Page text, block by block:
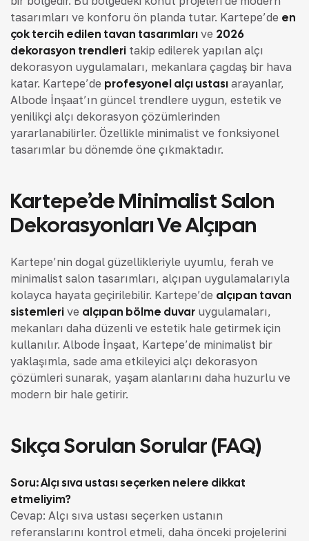
tasarımları ve konforu ön planda tutar. Kartepe’de en
çok tercih edilen tavan tasarımları ve 2026
dekorasyon trendleri takip edilerek yapılan alçı
dekorasyon uygulamaları, mekanlara çağdaş bir hava
katar. Kartepe’de profesyonel alçı ustası arayanlar,
Albode İnşaat’ın güncel trendlere uygun, estetik ve
yenilikçi alçı dekorasyon çözümlerinden
yararlanabilirler. Özellikle minimalist ve fonksiyonel
tasarımlar bu dönemde öne çıkmaktadır.
Kartepe’de Minimalist Salon
Dekorasyonları Ve Alçıpan
Kartepe’nin doğal güzellikleriyle uyumlu, ferah ve
minimalist salon tasarımları, alçıpan uygulamalarıyla
kolayca hayata geçirilebilir. Kartepe’de alçıpan tavan
sistemleri ve alçıpan bölme duvar uygulamaları,
mekanları daha düzenli ve estetik hale getirmek için
kullanılır. Albode İnşaat, Kartepe’de minimalist bir
yaklaşımla, sade ama etkileyici alçı dekorasyon
çözümleri sunarak, yaşam alanlarını daha huzurlu ve
modern bir hale getirir.
Sıkça Sorulan Sorular (FAQ)
Soru: Alçı sıva ustası seçerken nelere dikkat
etmeliyim?
Cevap: Alçı sıva ustası seçerken ustanın
referanslarını kontrol etmeli, daha önceki projelerini